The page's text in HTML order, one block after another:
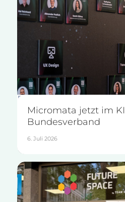
Micromata jetzt im KI
Bundesverband
6. Juli 2026